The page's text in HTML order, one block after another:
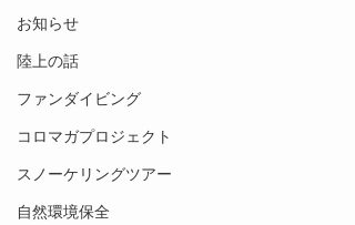
お知らせ
陸上の話
ファンダイビング
コロマガプロジェクト
スノーケリングツアー
自然環境保全